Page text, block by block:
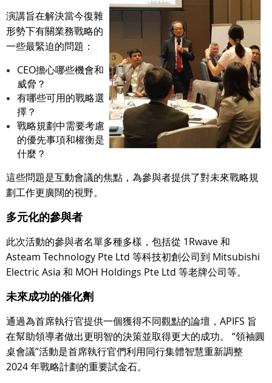
演講旨在解決當今復雜
形勢下有關業務戰略的
一些最緊迫的問題：
CEO擔心哪些機會和
威脅？
有哪些可用的戰略選
擇？
戰略規劃中需要考慮
的優先事項和權衡是
什麼？
這些問題是互動會議的焦點，為參與者提供了對未來戰略規
劃工作更廣闊的視野。
多元化的參與者
此次活動的參與者名單多種多樣，包括從 1Rwave 和
Asteam Technology Pte Ltd 等科技初創公司到 Mitsubishi
Electric Asia 和 MOH Holdings Pte Ltd 等老牌公司等。
未來成功的催化劑
通過為首席執行官提供一個獲得不同觀點的論壇，APIFS 旨
在幫助領導者做出更明智的決策並取得更大的成功。 “領袖圓
桌會議”活動是首席執行官們利用同行集體智慧重新調整
2024 年戰略計劃的重要試金石。